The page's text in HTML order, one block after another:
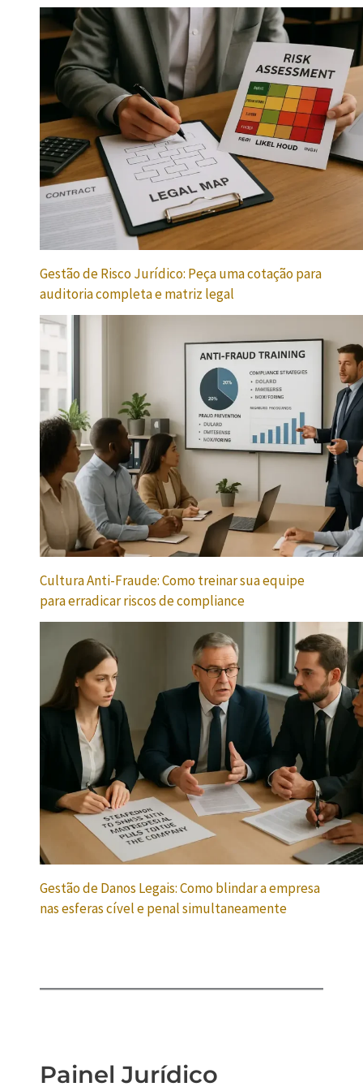
Gestão de Risco Jurídico: Peça uma cotação para
auditoria completa e matriz legal
Cultura Anti-Fraude: Como treinar sua equipe
para erradicar riscos de compliance
Gestão de Danos Legais: Como blindar a empresa
nas esferas cível e penal simultaneamente
Painel Jurídico